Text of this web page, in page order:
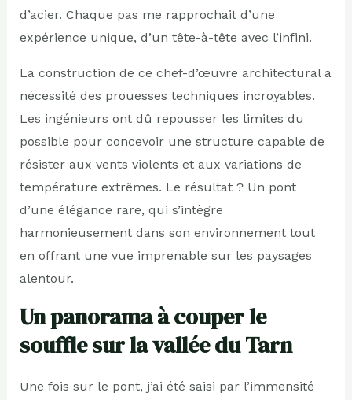
d’acier. Chaque pas me rapprochait d’une
expérience unique, d’un tête-à-tête avec l’infini.
La construction de ce chef-d’œuvre architectural a
nécessité des prouesses techniques incroyables.
Les ingénieurs ont dû repousser les limites du
possible pour concevoir une structure capable de
résister aux vents violents et aux variations de
température extrêmes. Le résultat ? Un pont
d’une élégance rare, qui s’intègre
harmonieusement dans son environnement tout
en offrant une vue imprenable sur les paysages
alentour.
Un panorama à couper le
souffle sur la vallée du Tarn
Une fois sur le pont, j’ai été saisi par l’immensité